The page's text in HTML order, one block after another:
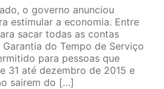
o governo anunciou
estimular a economia. Entre
sacar todas as contas
do Tempo de Serviço
para pessoas que
31 até dezembro de 2015 e
sairem do […]